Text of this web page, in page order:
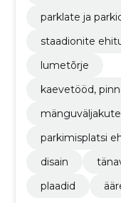
parklate ja
staadionite
lumetõrje
kaevetööd,
parkimisplatsi
disain
plaadid